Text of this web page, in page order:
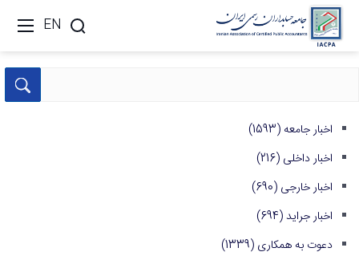
EN
اخبار جامعه (1593)
اخبار داخلی (216)
اخبار خارجی (690)
اخبار جراید(694)
دعوت به همکاری (1339)